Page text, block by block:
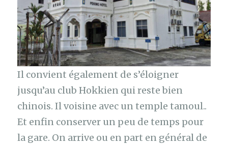
Il convient également de s’éloigner
jusqu’au club Hokkien qui reste bien
chinois. Il voisine avec un temple tamoul..
Et enfin conserver un peu de temps pour
la gare. On arrive ou en part en général de